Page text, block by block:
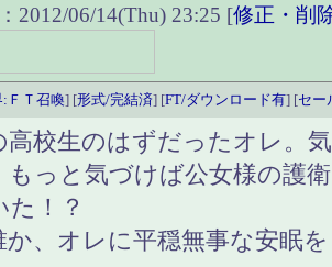
2012/06/14(Thu) 23:25 [修正・削
:ＦＴ召喚] [形式/完結済] [FT/ダウンロード有] [セー
高校生のはずだったオレ。
もっと気づけば公女様の護
た！？
、オレに平穏無事な安眠